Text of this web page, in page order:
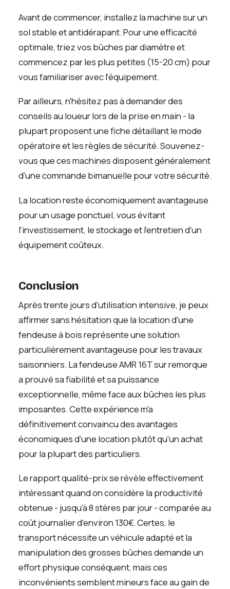
Avant de commencer, installez la machine sur un
sol stable et antidérapant. Pour une efficacité
optimale, triez vos bûches par diamètre et
commencez par les plus petites (15-20 cm) pour
vous familiariser avec l'équipement.
Par ailleurs, n'hésitez pas à demander des
conseils au loueur lors de la prise en main - la
plupart proposent une fiche détaillant le mode
opératoire et les règles de sécurité. Souvenez-
vous que ces machines disposent généralement
d'une commande bimanuelle pour votre sécurité.
La location reste économiquement avantageuse
pour un usage ponctuel, vous évitant
l'investissement, le stockage et l'entretien d'un
équipement coûteux.
Conclusion
Après trente jours d'utilisation intensive, je peux
affirmer sans hésitation que la location d'une
fendeuse à bois représente une solution
particulièrement avantageuse pour les travaux
saisonniers. La fendeuse AMR 16T sur remorque
a prouvé sa fiabilité et sa puissance
exceptionnelle, même face aux bûches les plus
imposantes. Cette expérience m'a
définitivement convaincu des avantages
économiques d'une location plutôt qu'un achat
pour la plupart des particuliers.
Le rapport qualité-prix se révèle effectivement
intéressant quand on considère la productivité
obtenue - jusqu'à 8 stères par jour - comparée au
coût journalier d'environ 130€. Certes, le
transport nécessite un véhicule adapté et la
manipulation des grosses bûches demande un
effort physique conséquent, mais ces
inconvénients semblent mineurs face au gain de